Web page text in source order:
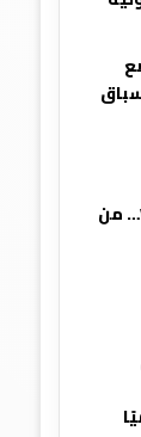
العنوان : قبل دورات الـVAR… من